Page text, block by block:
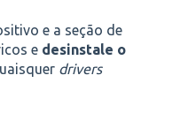
e a seção de
e desinstale o
drivers